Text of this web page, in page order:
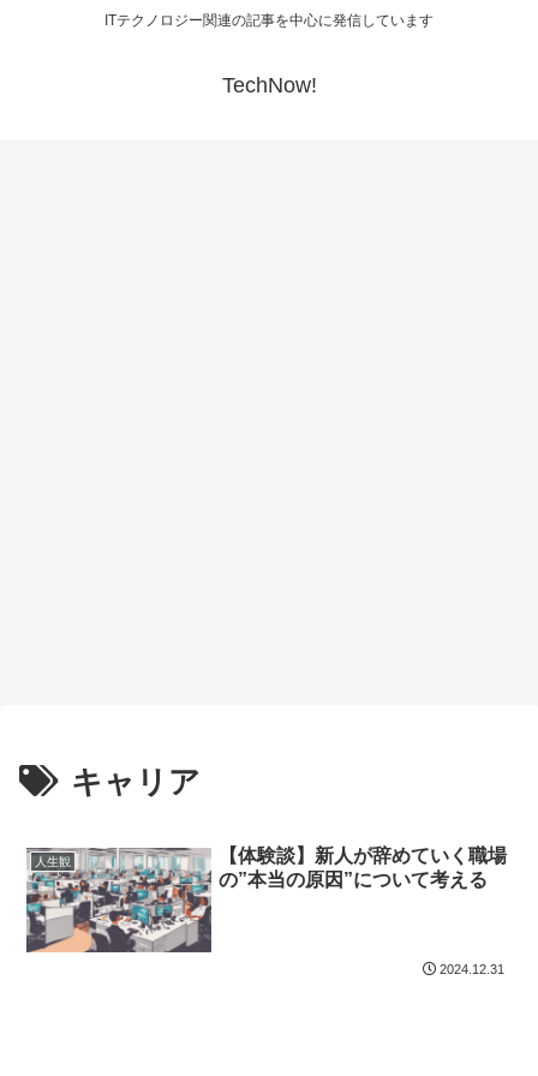
ITテクノロジー関連の記事を中心に発信しています
TechNow!
キャリア
人生観
【体験談】新人が辞めていく職場
の”本当の原因”について考える
2024.12.31